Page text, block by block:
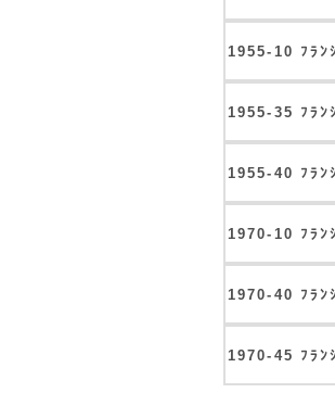
1955-10 ﾌﾗﾝ
1955-35 ﾌﾗﾝ
1955-40 ﾌﾗﾝ
1970-10 ﾌﾗﾝ
1970-40 ﾌﾗﾝ
1970-45 ﾌﾗﾝ